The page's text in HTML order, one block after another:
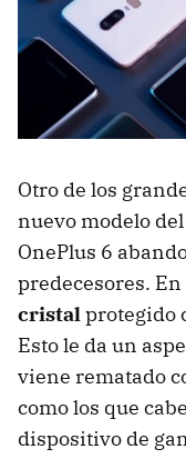
Otro de los
nuevo modelo
OnePlus 6
predecesores.
cristalprotegido
Esto le da un
viene rematado
como los que
dispositivo de